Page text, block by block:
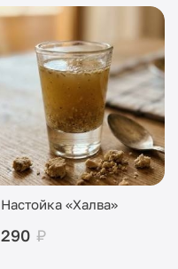
Настойка «Халва»
290 ₽